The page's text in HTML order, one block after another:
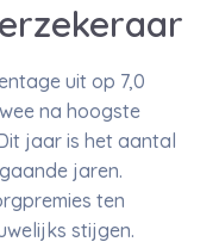
uit op 7,0
na hoogste
jaar is het aantal
jaren.
ten
stijgen.